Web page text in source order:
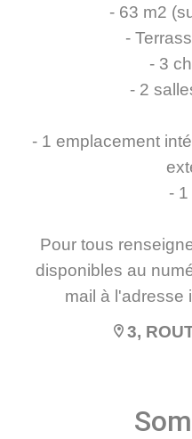
- 63 m2
-
- 3
- 2
- 1 emplacement
-
Pour tous
disponibles au
mail à l'adresse
3,